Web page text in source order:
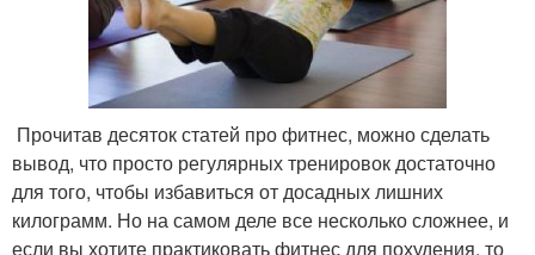
Прочитав десяток статей про фитнес, можно сделать
вывод, что просто регулярных тренировок достаточно
для того, чтобы избавиться от досадных лишних
килограмм. Но на самом деле все несколько сложнее, и
если вы хотите практиковать фитнес для похудения, то